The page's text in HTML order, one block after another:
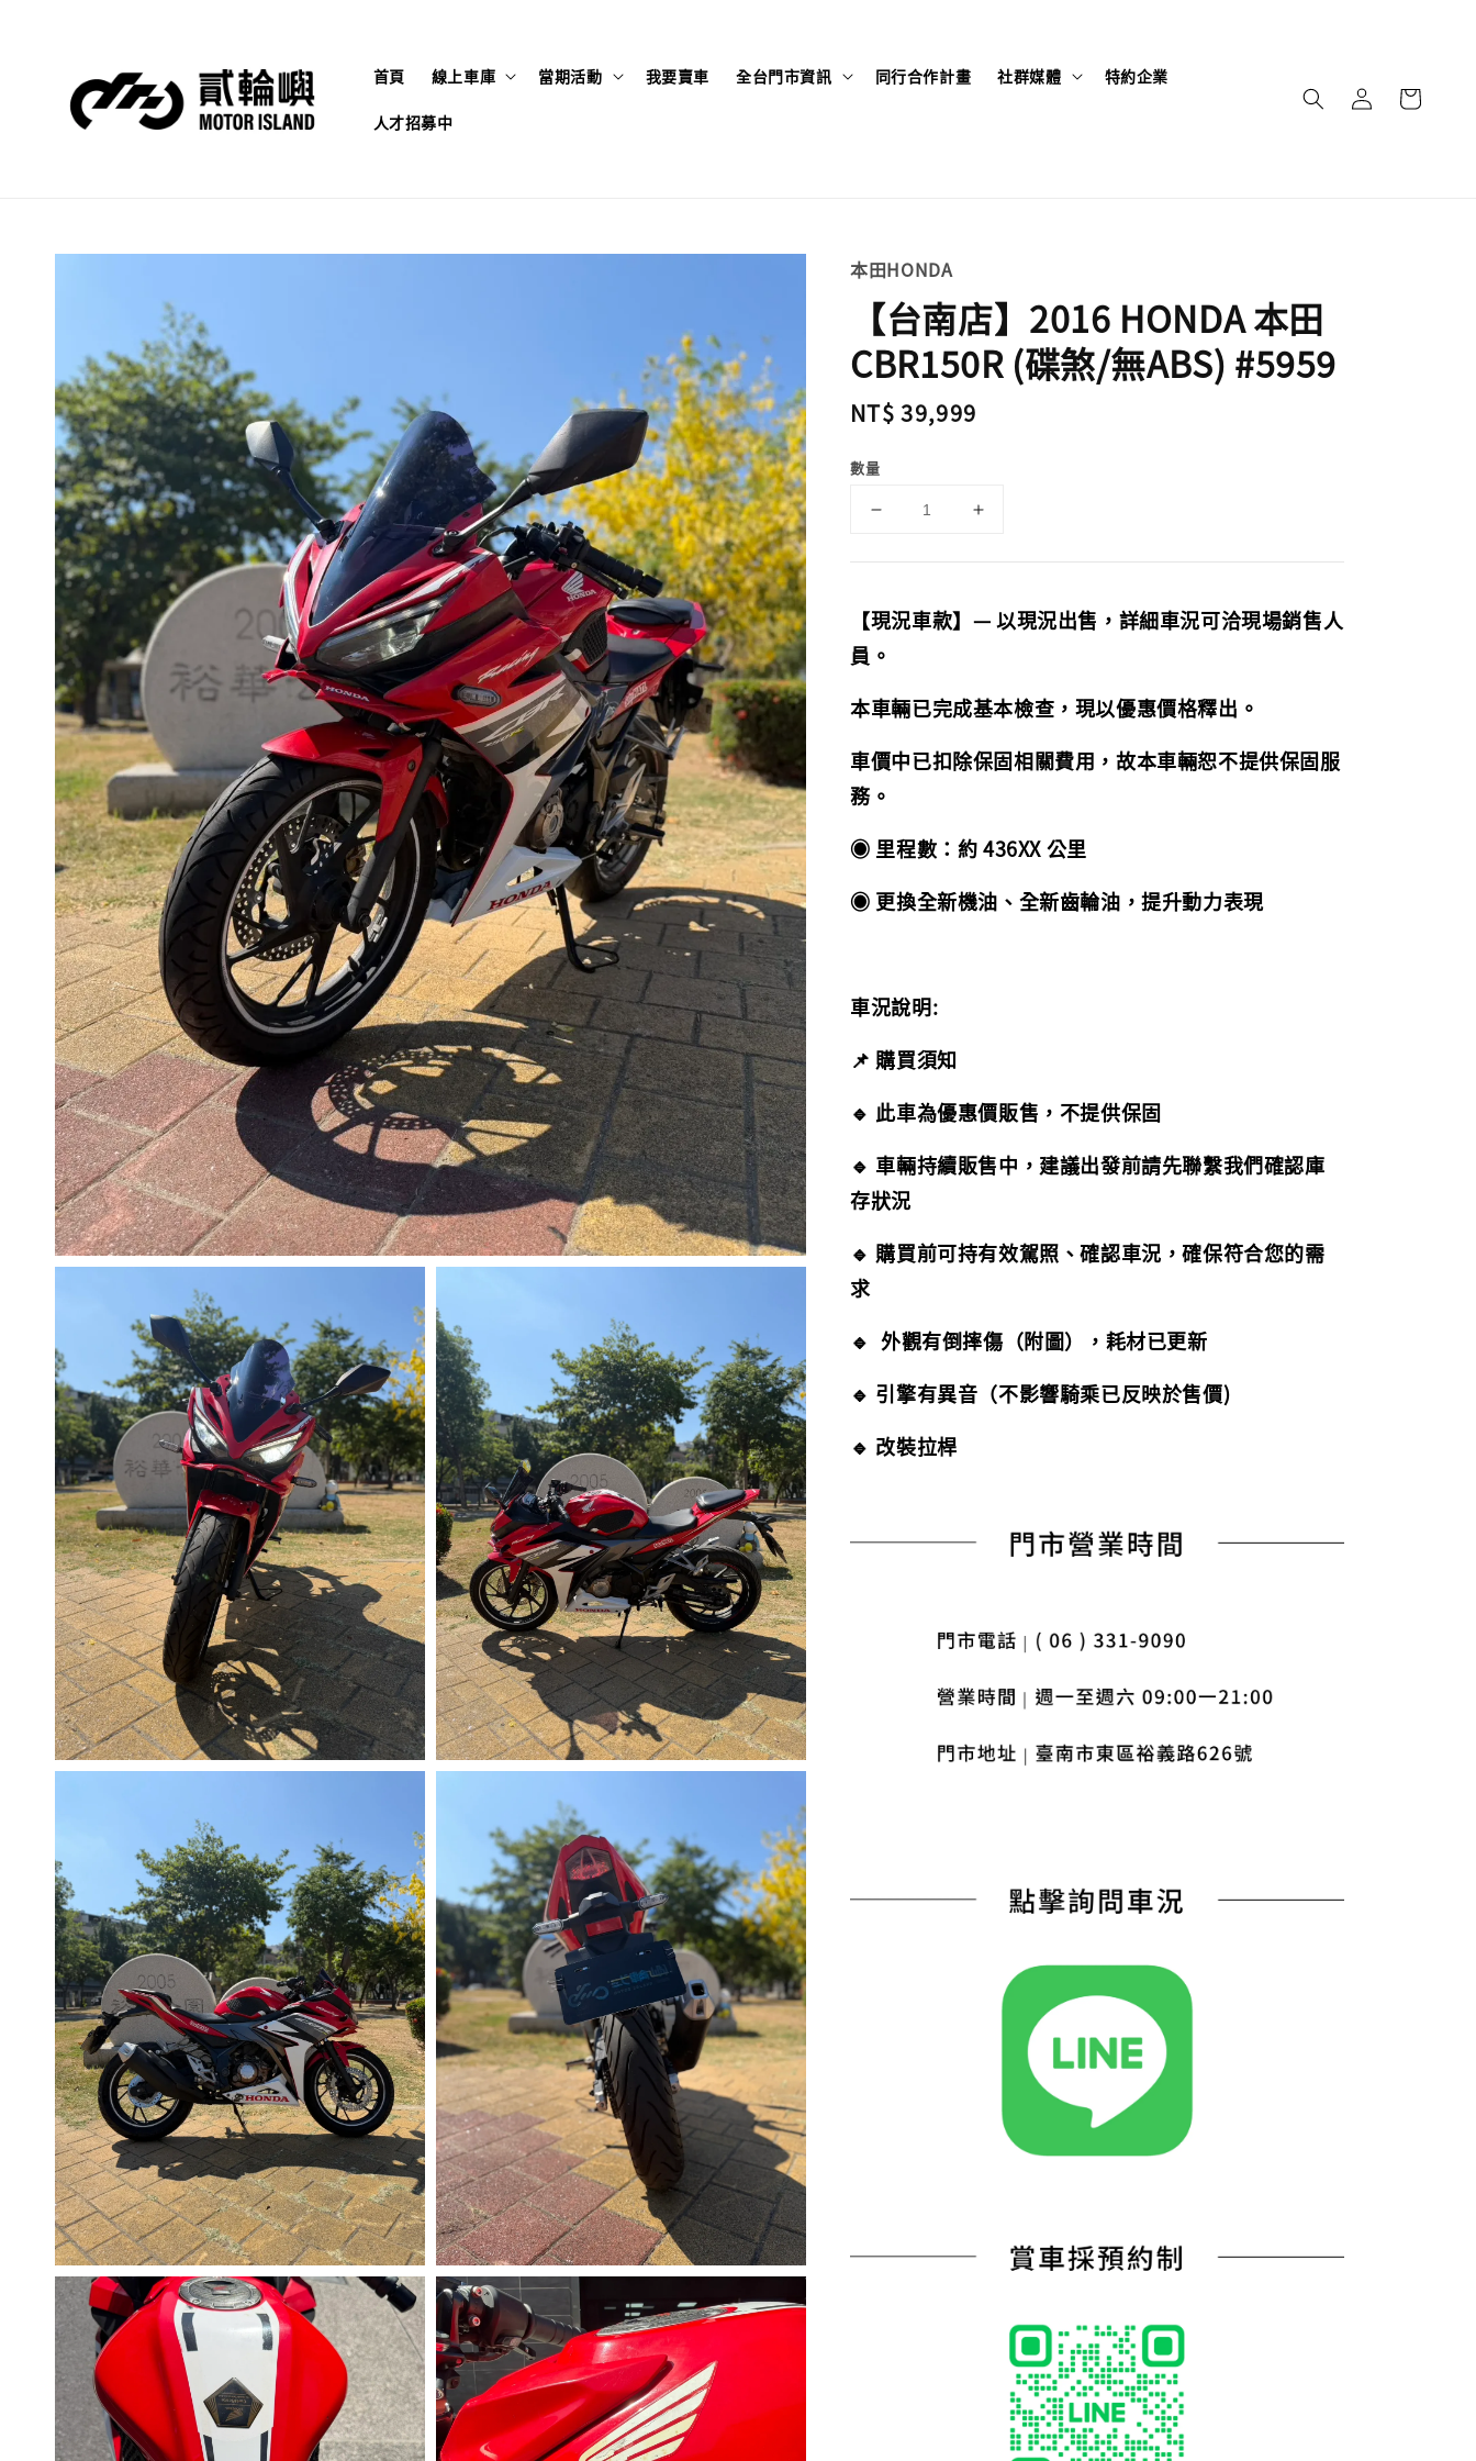
首頁 線上車庫 當期活動 我要賣車 全台門市資訊 同行合作計畫 社群媒體 特約企業
人才招募中
本田HONDA
【台南店】2016 HONDA 本田
CBR150R (碟煞/無ABS) #5959
Regular
NT$ 39,999
數量
【現況車款】— 以現況出售，詳細車況可洽現場銷售人
員。
本車輛已完成基本檢查，現以優惠價格釋出。
車價中已扣除保固相關費用，故本車輛恕不提供保固服
務。
◉ 里程數：約 436XX 公里
◉ 更換全新機油、全新齒輪油，提升動力表現
車況說明:
📌 購買須知
🔹 此車為優惠價販售，不提供保固
🔹 車輛持續販售中，建議出發前請先聯繫我們確認庫
存狀況
🔹 購買前可持有效駕照、確認車況，確保符合您的需
求
🔹 外觀有倒摔傷（附圖），耗材已更新
🔹 引擎有異音（不影響騎乘已反映於售價)
🔹 改裝拉桿